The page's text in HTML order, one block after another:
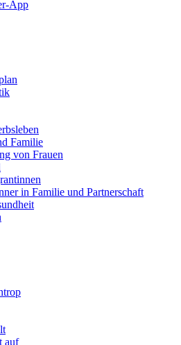
App
Familie
von Frauen
in Familie und Partnerschaft
auf